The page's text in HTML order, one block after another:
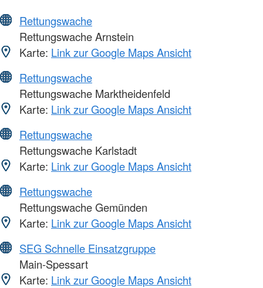
Rettungswache
Rettungswache Arnstein
Karte: Link zur Google Maps Ansicht
Rettungswache
Rettungswache Marktheidenfeld
Karte: Link zur Google Maps Ansicht
Rettungswache
Rettungswache Karlstadt
Karte: Link zur Google Maps Ansicht
Rettungswache
Rettungswache Gemünden
Karte: Link zur Google Maps Ansicht
SEG Schnelle Einsatzgruppe
Main-Spessart
Karte: Link zur Google Maps Ansicht